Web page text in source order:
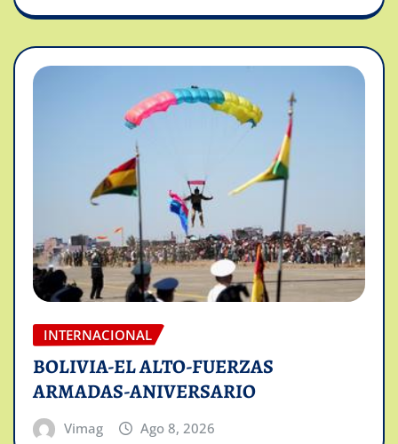
INTERNACIONAL
BOLIVIA-EL ALTO-FUERZAS
ARMADAS-ANIVERSARIO
Vimag Ago 8, 2026